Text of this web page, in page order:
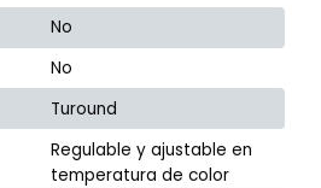
No
No
Turound
Regulable y ajustable en
temperatura de color